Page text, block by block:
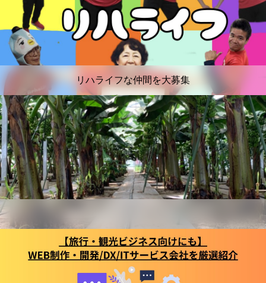
リハライフな仲間を大募集